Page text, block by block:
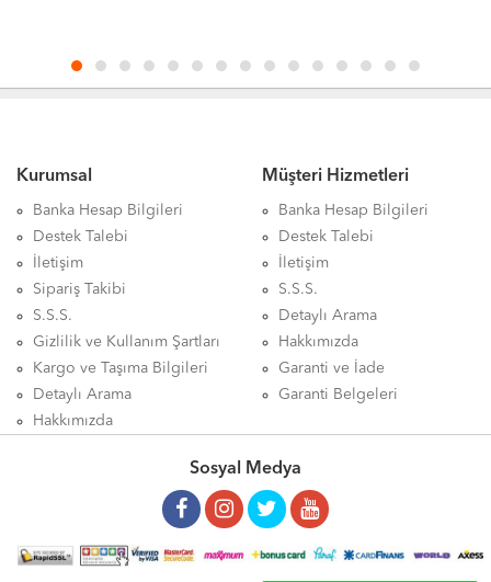
Kurumsal
Banka Hesap Bilgileri
Destek Talebi
İletişim
Sipariş Takibi
S.S.S.
Gizlilik ve Kullanım Şartları
Kargo ve Taşıma Bilgileri
Detaylı Arama
Hakkımızda
Müşteri Hizmetleri
Banka Hesap Bilgileri
Destek Talebi
İletişim
S.S.S.
Detaylı Arama
Hakkımızda
Garanti ve İade
Garanti Belgeleri
Sosyal Medya